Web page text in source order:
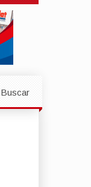
Buscar